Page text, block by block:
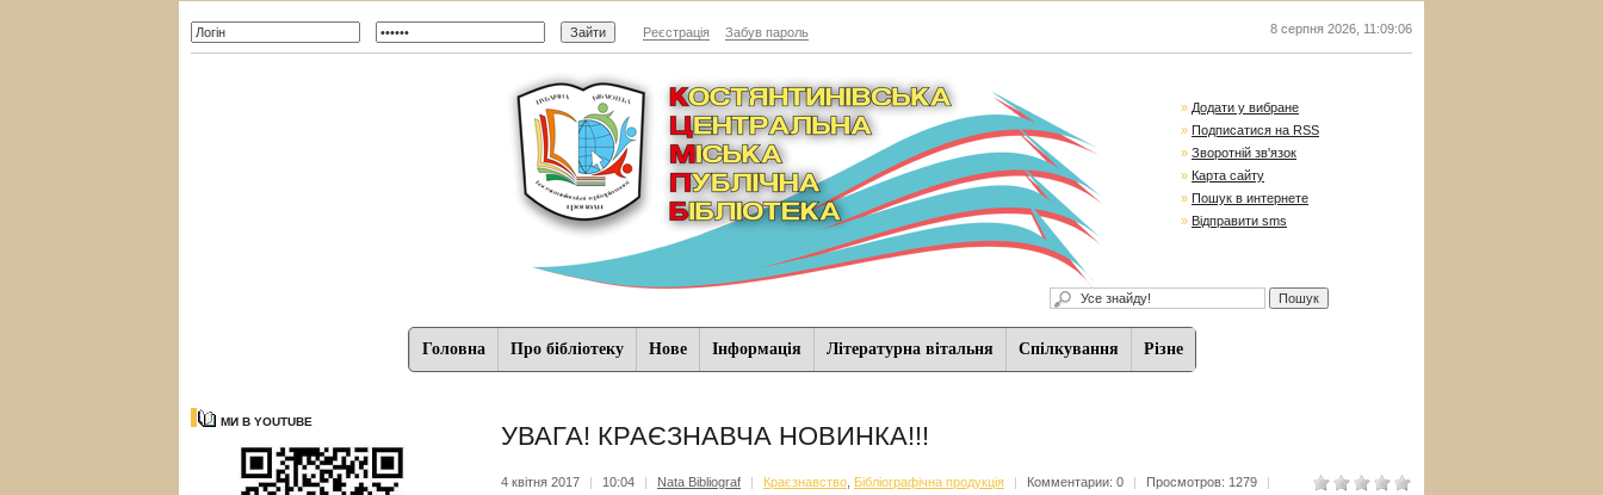
Реєстрація Забув пароль 8 серпня 2026 11:09:07
» Додати у вибране
» Подписатися на RSS
» Зворотній зв'язок
» Карта сайту
» Пошук в интернете
» Відправити sms
Головна Про бібліотеку Нове Iнформацiя Літературна вітальня Спiлкування Різне
МИ В YOUTUBE УВАГА! КРАЄЗНАВЧА НОВИНКА!!!
4 квітня 2017 | 10:04 | Nata Bibliograf | Краєзнавство Бібліографічна продукція | Комментарии: 0 | Просмотров: 1279 |